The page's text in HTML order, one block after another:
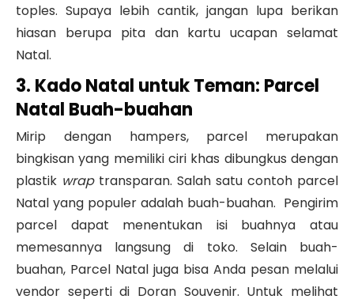
toples. Supaya lebih cantik, jangan lupa berikan
hiasan berupa pita dan kartu ucapan selamat
Natal.
3. Kado Natal untuk Teman: Parcel
Natal Buah-buahan
Mirip dengan hampers, parcel merupakan
bingkisan yang memiliki ciri khas dibungkus dengan
plastik wrap transparan. Salah satu contoh parcel
Natal yang populer adalah buah-buahan. Pengirim
parcel dapat menentukan isi buahnya atau
memesannya langsung di toko. Selain buah-
buahan, Parcel Natal juga bisa Anda pesan melalui
vendor seperti di Doran Souvenir. Untuk melihat